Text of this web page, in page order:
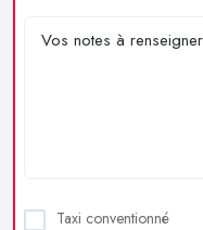
Taxi conventionné